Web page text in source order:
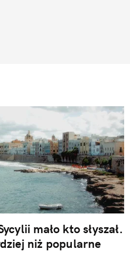
mało kto słyszał.
niż popularne